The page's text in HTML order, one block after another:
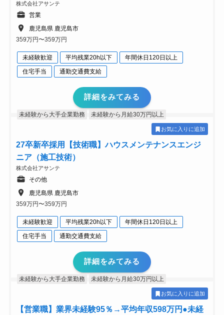
株式会社アサンテ
営業
鹿児島県 鹿児島市
359万円〜359万円
未経験歓迎 平均残業20h以下
年間休日120日以上
住宅手当
通勤交通費支給
詳細をみてみる
未経験から大手企業勤務 未経験から月給30万円以上
お気に入りに追加
27卒新卒採用【技術職】ハウスメンテナンスエンジ
ニア（施工技術）
株式会社アサンテ
その他
鹿児島県 鹿児島市
359万円〜359万円
未経験歓迎 平均残業20h以下
年間休日120日以上
住宅手当
通勤交通費支給
詳細をみてみる
未経験から大手企業勤務 未経験から月給30万円以上
お気に入りに追加
【営業職】業界未経験95％→平均年収598万円●未経